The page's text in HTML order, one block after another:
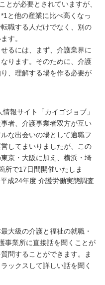
とが必要とされていますが、
と他の産業に比べ高くなっ
職する人だけでなく、別の
す。
るには、まず、介護業界に
ります。そのために、介護
、理解する場を作る必要が
報サイト「カイゴジョブ」
者、介護事業者双方が互い
な出会いの場として適職フ
してまいりましたが、この
京・大阪に加え、横浜・埼
所で17日間開催いたしま
成24年度 介護労働実態調査
大級の介護と福祉の就職・
事業所に直接話を聞くことが
問することができます。ま
ックスして詳しい話を聞く